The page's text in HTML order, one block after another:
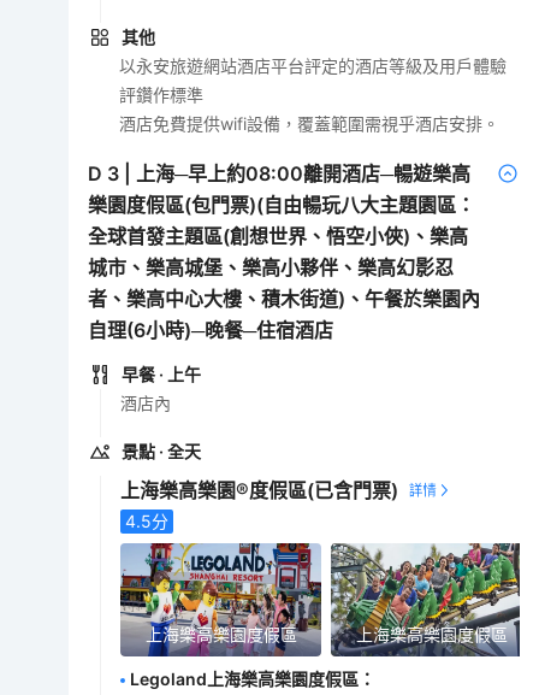
其他
以永安旅遊網站酒店平台評定的酒店等級及用戶體驗
評鑽作標準
酒店免費提供wifi設備，覆蓋範圍需視乎酒店安排。
D 3
上海─早上約08:00離開酒店─暢遊樂高
樂園度假區‌(包門票)(自由暢玩八大主題園區：
全球首發主題區(創想世界、悟空小俠)、樂高
城市、樂高城堡、樂高小夥伴、樂高幻影忍
者、樂高中心大樓、積木街道)、午餐於樂園內
自理(6小時)─晚餐─住宿酒店
早餐 · 上午
酒店內
景點 · 全天
上海樂高樂園®度假區(已含門票)
4.5分
上海樂高樂園度假區 上海樂高樂園度假區
Legoland上海樂高樂園度假區 ：